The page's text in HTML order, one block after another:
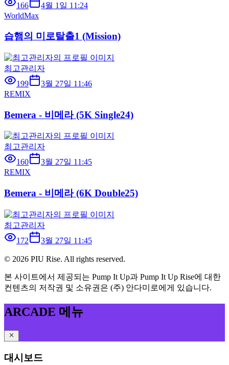
166
4월 1일 11:24
WorldMax
습햄의 미로탈출1 (Mission)
최고관리자
199
3월 27일 11:46
REMIX
Bemera - 비메라 (5K Single24)
최고관리자
160
3월 27일 11:45
REMIX
Bemera - 비메라 (6K Double25)
최고관리자
172
3월 27일 11:45
© 2026 PIU Rise. All rights reserved.
본 사이트에서 제공되는 Pump It Up과 Pump It Up Rise에 대한
컨텐츠의 저작권 및 소유권은 (주) 안다미로에게 있습니다.
ARCADE 메뉴
대시보드